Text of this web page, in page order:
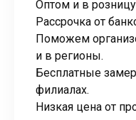
Оптом и в
Рассрочка от
Поможем
и в регионы.
Бесплатные
филиалах.
Низкая цена от